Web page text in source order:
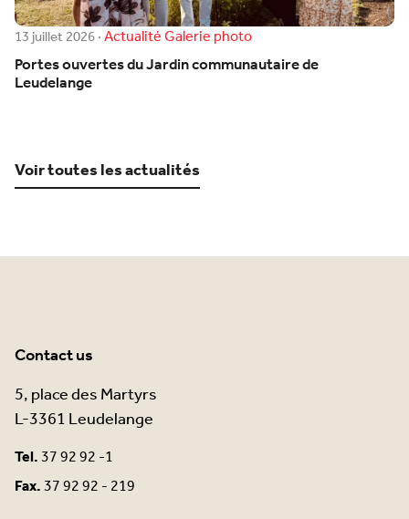
13 juillet 2026·ActualitéGalerie photo
Portes ouvertes du Jardin communautaire de
Leudelange
Voir toutes les actualités
Contact us
5, place des Martyrs
L-3361 Leudelange
Tel.37 92 92 -1
Fax.37 92 92 - 219